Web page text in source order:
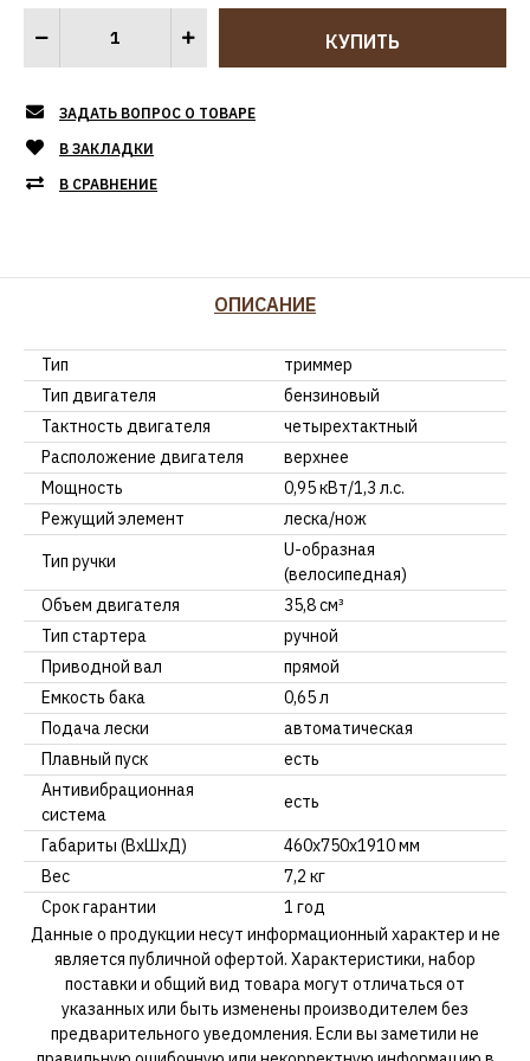
ЗАДАТЬ ВОПРОС О ТОВАРЕ
В ЗАКЛАДКИ
В СРАВНЕНИЕ
ОПИСАНИЕ
Тип
триммер
Тип двигателя
бензиновый
Тактность двигателя
четырехтактный
Расположение двигателя
верхнее
Мощность
0,95 кВт/1,3 л.с.
Режущий элемент
леска/нож
Тип ручки
U-образная
(велосипедная)
Объем двигателя
35,8 см³
Тип стартера
ручной
Приводной вал
прямой
Емкость бака
0,65 л
Подача лески
автоматическая
Плавный пуск
есть
Антивибрационная
система
есть
Габариты (ВхШхД)
460х750х1910 мм
Вес
7,2 кг
Срок гарантии
1 год
Данные о продукции несут информационный характер и не
является публичной офертой. Характеристики, набор
поставки и общий вид товара могут отличаться от
указанных или быть изменены производителем без
предварительного уведомления. Если вы заметили не